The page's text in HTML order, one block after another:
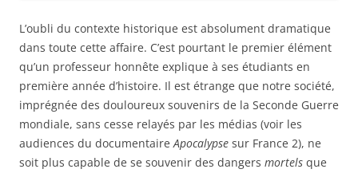
L’oubli du contexte historique est absolument dramatique
dans toute cette affaire. C’est pourtant le premier élément
qu’un professeur honnête explique à ses étudiants en
première année d’histoire. Il est étrange que notre société,
imprégnée des douloureux souvenirs de la Seconde Guerre
mondiale, sans cesse relayés par les médias (voir les
audiences du documentaireApocalypse sur France 2), ne
soit plus capable de se souvenir des dangers mortels que